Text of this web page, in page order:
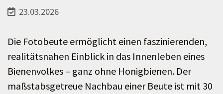
23.03.2026
Die Fotobeute ermöglicht einen faszinierenden,
realitätsnahen Einblick in das Innenleben eines
Bienenvolkes – ganz ohne Honigbienen. Der
maßstabsgetreue Nachbau einer Beute ist mit 30